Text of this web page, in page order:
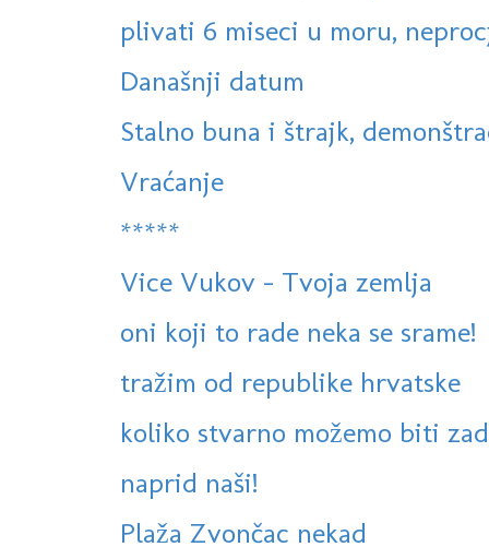
plivati 6 miseci u moru,
Današnji datum
Stalno buna i štrajk,
Vraćanje
*****
Vice Vukov - Tvoja zemlja
oni koji to rade neka se srame!
tražim od republike hrvatske
koliko stvarno možemo biti
naprid naši!
Plaža Zvončac nekad